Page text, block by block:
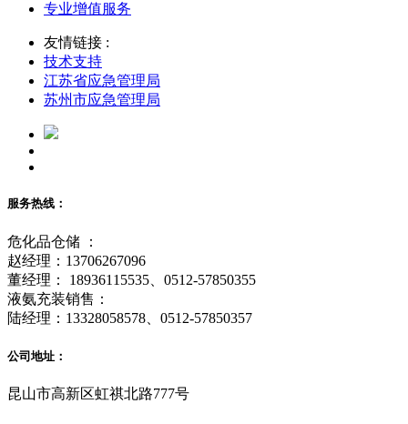
专业增值服务
友情链接 :
技术支持
江苏省应急管理局
苏州市应急管理局
服务热线：
危化品仓储 ：
赵经理：13706267096
董经理： 18936115535、0512-57850355
液氨充装销售：
陆经理：13328058578、0512-57850357
公司地址：
昆山市高新区虹祺北路777号